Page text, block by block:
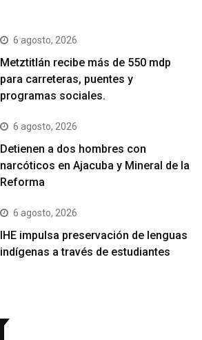
6 agosto, 2026
Metztitlán recibe más de 550 mdp
para carreteras, puentes y
programas sociales.
6 agosto, 2026
Detienen a dos hombres con
narcóticos en Ajacuba y Mineral de la
Reforma
6 agosto, 2026
IHE impulsa preservación de lenguas
indígenas a través de estudiantes